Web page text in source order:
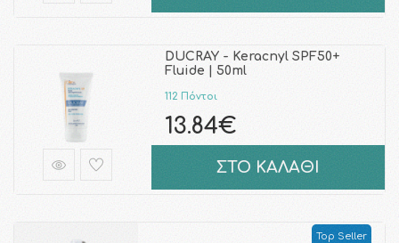
DUCRAY - Keracnyl SPF50+
Fluide | 50ml
112 Πόντοι
13.84€
ΣΤΟ ΚΑΛΑΘΙ
Top Seller